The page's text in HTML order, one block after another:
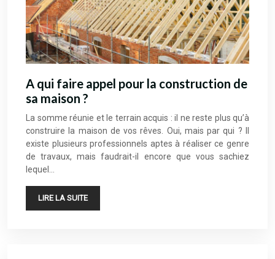
A qui faire appel pour la construction de
sa maison ?
La somme réunie et le terrain acquis : il ne reste plus qu’à
construire la maison de vos rêves. Oui, mais par qui ? Il
existe plusieurs professionnels aptes à réaliser ce genre
de travaux, mais faudrait-il encore que vous sachiez
lequel…
LIRE LA SUITE